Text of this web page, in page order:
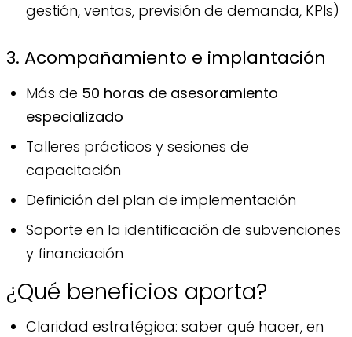
gestión, ventas, previsión de demanda, KPIs)
3. Acompañamiento e implantación
Más de 50 horas de asesoramiento
especializado
Talleres prácticos y sesiones de
capacitación
Definición del plan de implementación
Soporte en la identificación de subvenciones
y financiación
¿Qué beneficios aporta?
Claridad estratégica: saber qué hacer, en